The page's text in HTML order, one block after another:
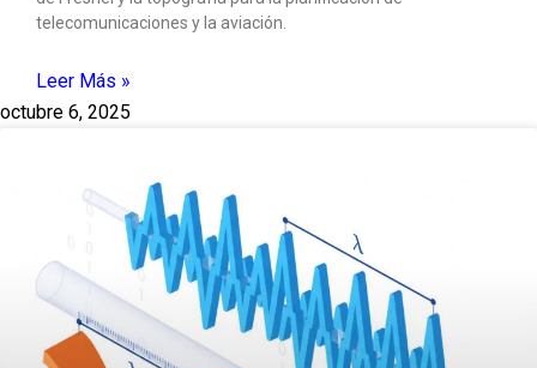
telecomunicaciones y la aviación.
Leer Más »
octubre 6, 2025